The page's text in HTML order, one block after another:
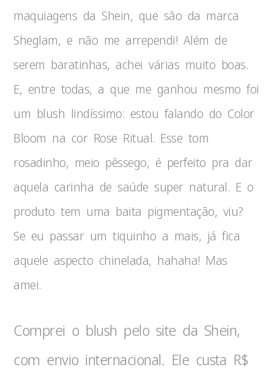
maquiagens da Shein, que são da marca
Sheglam, e não me arrependi! Além de
serem baratinhas, achei várias muito boas.
E, entre todas, a que me ganhou mesmo foi
um blush lindíssimo: estou falando do Color
Bloom na cor Rose Ritual. Esse tom
rosadinho, meio pêssego, é perfeito pra dar
aquela carinha de saúde super natural. E o
produto tem uma baita pigmentação, viu?
Se eu passar um tiquinho a mais, já fica
aquele aspecto chinelada, hahaha! Mas
amei.
Comprei o blush pelo site da Shein,
com envio internacional. Ele custa R$